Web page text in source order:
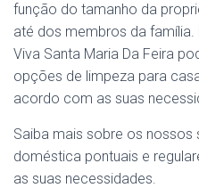
função do tamanho da
até dos membros da família.
Viva Santa Maria Da Feira
opções de limpeza para
acordo com as suas
Saiba mais sobre os nossos
doméstica pontuais e
as suas necessidades.